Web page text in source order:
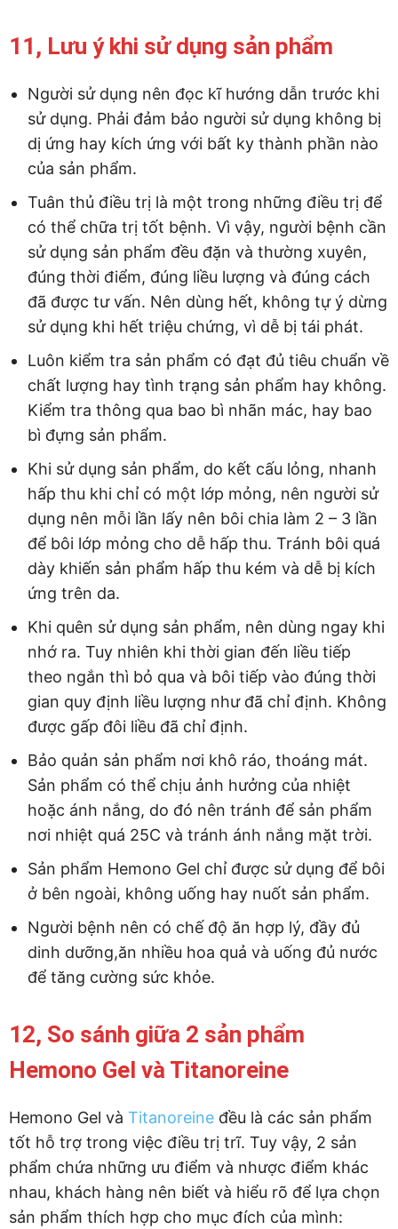
11, Lưu ý khi sử dụng sản phẩm
Người sử dụng nên đọc kĩ hướng dẫn trước khi
sử dụng. Phải đảm bảo người sử dụng không bị
dị ứng hay kích ứng với bất ky thành phần nào
của sản phẩm.
Tuân thủ điều trị là một trong những điều trị để
có thể chữa trị tốt bệnh. Vì vậy, người bệnh cần
sử dụng sản phẩm đều đặn và thường xuyên,
đúng thời điểm, đúng liều lượng và đúng cách
đã được tư vấn. Nên dùng hết, không tự ý dừng
sử dụng khi hết triệu chứng, vì dễ bị tái phát.
Luôn kiểm tra sản phẩm có đạt đủ tiêu chuẩn về
chất lượng hay tình trạng sản phẩm hay không.
Kiểm tra thông qua bao bì nhãn mác, hay bao
bì đựng sản phẩm.
Khi sử dụng sản phẩm, do kết cấu lỏng, nhanh
hấp thu khi chỉ có một lớp mỏng, nên người sử
dụng nên mỗi lần lấy nên bôi chia làm 2 – 3 lần
để bôi lớp mỏng cho dễ hấp thu. Tránh bôi quá
dày khiến sản phẩm hấp thu kém và dễ bị kích
ứng trên da.
Khi quên sử dụng sản phẩm, nên dùng ngay khi
nhớ ra. Tuy nhiên khi thời gian đến liều tiếp
theo ngắn thì bỏ qua và bôi tiếp vào đúng thời
gian quy định liều lượng như đã chỉ định. Không
được gấp đôi liều đã chỉ định.
Bảo quản sản phẩm nơi khô ráo, thoáng mát.
Sản phẩm có thể chịu ảnh hưởng của nhiệt
hoặc ánh nắng, do đó nên tránh để sản phẩm
nơi nhiệt quá 25C và tránh ánh nắng mặt trời.
Sản phẩm Hemono Gel chỉ được sử dụng để bôi
ở bên ngoài, không uống hay nuốt sản phẩm.
Người bệnh nên có chế độ ăn hợp lý, đầy đủ
dinh dưỡng,ăn nhiều hoa quả và uống đủ nước
để tăng cường sức khỏe.
12, So sánh giữa 2 sản phẩm
Hemono Gel và Titanoreine
Hemono Gel và Titanoreine đều là các sản phẩm
tốt hỗ trợ trong việc điều trị trĩ. Tuy vậy, 2 sản
phẩm chứa những ưu điểm và nhược điểm khác
nhau, khách hàng nên biết và hiểu rõ để lựa chọn
sản phẩm thích hợp cho mục đích của mình: